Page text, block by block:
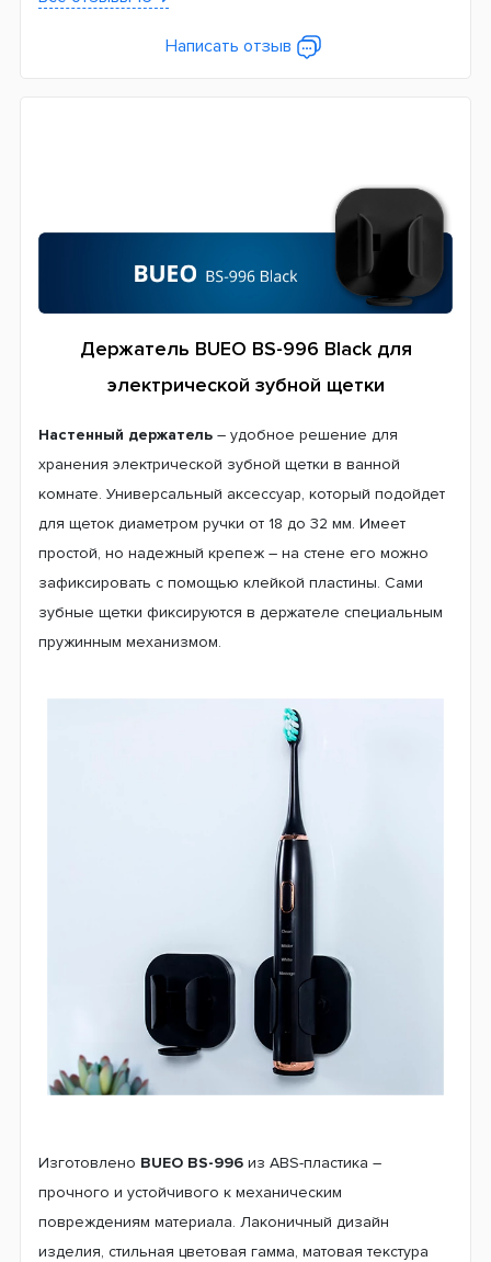
Написать отзыв
Держатель BUEO BS-996 Black для
электрической зубной щетки
Настенный держатель – удобное решение для
хранения электрической зубной щетки в ванной
комнате. Универсальный аксессуар, который подойдет
для щеток диаметром ручки от 18 до 32 мм. Имеет
простой, но надежный крепеж – на стене его можно
зафиксировать с помощью клейкой пластины. Сами
зубные щетки фиксируются в держателе специальным
пружинным механизмом.
Изготовлено BUEO BS-996 из ABS-пластика –
прочного и устойчивого к механическим
повреждениям материала. Лаконичный дизайн
изделия, стильная цветовая гамма, матовая текстура